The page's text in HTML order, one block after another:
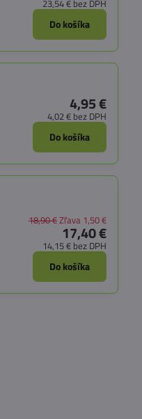
23,54 € bez DPH
Do košíka
4,95 €
4,02 € bez DPH
Do košíka
17,40 €
14,15 € bez DPH
18,90 €Zľava 1,50 €
Do košíka